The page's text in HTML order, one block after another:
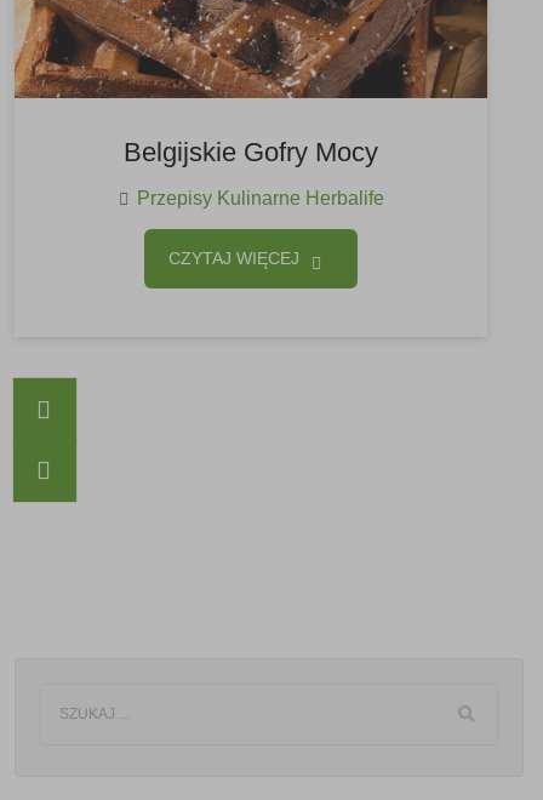
Belgijskie Gofry Mocy
Przepisy Kulinarne Herbalife
CZYTAJ WIĘCEJ